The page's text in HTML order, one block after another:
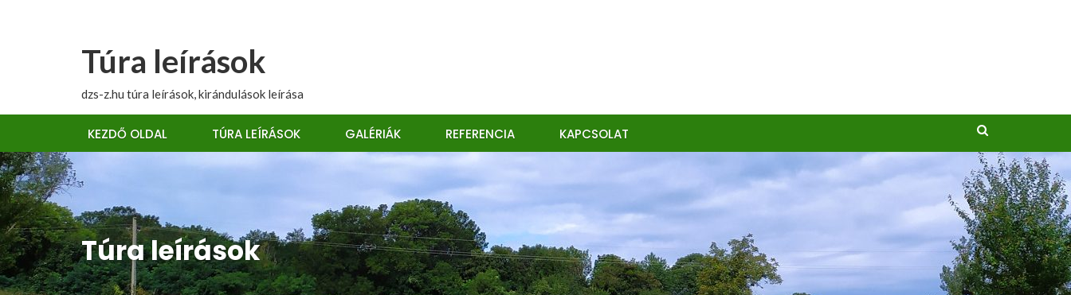
Túra leírások
dzs-z.hu túra leírások, kirándulások leírása
KEZDŐ OLDAL TÚRA LEÍRÁSOK GALÉRIÁK REFERENCIA KAPCSOLAT
Túra leírások